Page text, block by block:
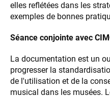
elles reflétées dans les
exemples de bonnes
Séance conjointe avec
La documentation est un
progresser la
de l'utilisation et de la
musical dans les musées.